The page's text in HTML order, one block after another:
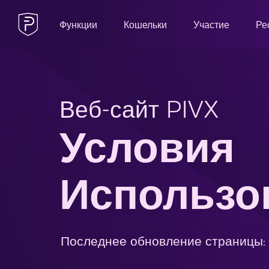
Функции Кошельки Участие
Веб-сайт PIVX
Условия
Последнее обновление страницы: